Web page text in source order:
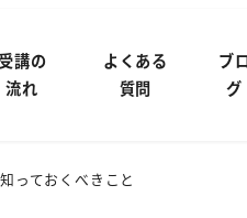
受講の
流れ
よくある
質問
ブ
グ
っておくべきこと